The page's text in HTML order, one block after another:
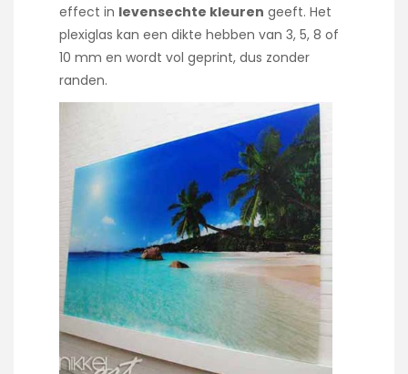
effect in levensechte kleuren geeft. Het
plexiglas kan een dikte hebben van 3, 5, 8 of
10 mm en wordt vol geprint, dus zonder
randen.